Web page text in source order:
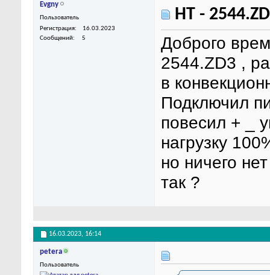
Evgny
Пользователь
Регистрация
16.03.2023
Сообщений
5
HT -
Доброго
2544.ZD3 ,
в
Подключил
повесил + _
нагрузку
но ничего
так ?
16.03.2023, 16:14
petera
Пользователь